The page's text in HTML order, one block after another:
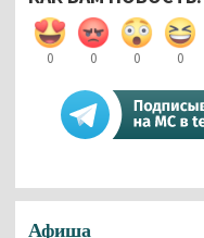
0 0 0 0
Афиша